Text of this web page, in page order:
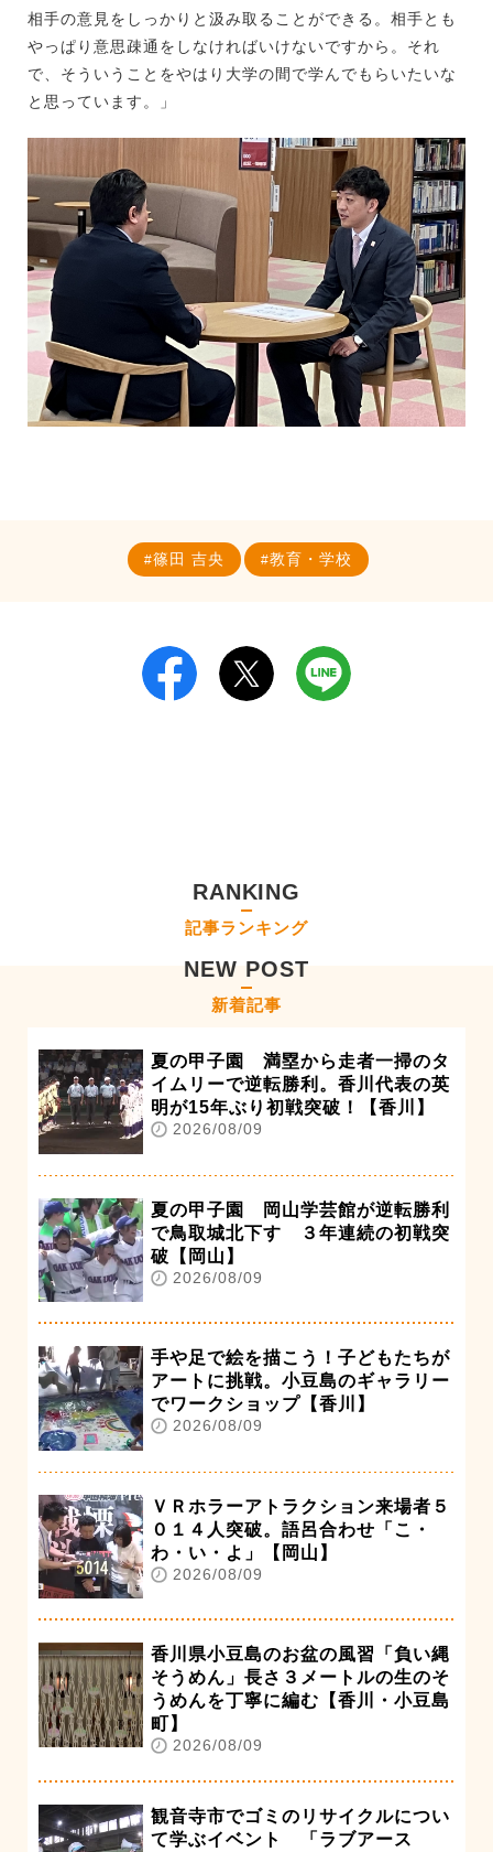
相手の意見をしっかりと汲み取ることができる。相手とも
やっぱり意思疎通をしなければいけないですから。それ
で、そういうことをやはり大学の間で学んでもらいたいな
と思っています。」
篠田 吉央 教育・学校
RANKING
記事ランキング
NEW POST
新着記事
夏の甲子園 満塁から走者一掃のタ
イムリーで逆転勝利。香川代表の英
明が15年ぶり初戦突破！【香川】
2026/08/09
夏の甲子園 岡山学芸館が逆転勝利
で鳥取城北下す ３年連続の初戦突
破【岡山】
2026/08/09
手や足で絵を描こう！子どもたちが
アートに挑戦。小豆島のギャラリー
でワークショップ【香川】
2026/08/09
ＶＲホラーアトラクション来場者５
０１４人突破。語呂合わせ「こ・
わ・い・よ」【岡山】
2026/08/09
香川県小豆島のお盆の風習「負い縄
そうめん」長さ３メートルの生のそ
うめんを丁寧に編む【香川・小豆島
町】
2026/08/09
観音寺市でゴミのリサイクルについ
て学ぶイベント 「ラブアース